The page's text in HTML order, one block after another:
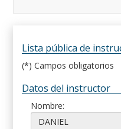
Lista pública de
(*) Campos obligatorios
Datos del instructor
Nombre: